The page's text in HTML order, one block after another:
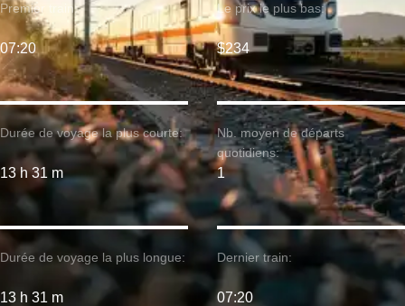
Durée de voyage la plus courte:
13 h 31 m
Premier train:
07:20
Durée de voyage la plus longue:
13 h 31 m
Le prix le plus bas:
$234
Nb. moyen de départs
quotidiens:
1
Dernier train:
07:20